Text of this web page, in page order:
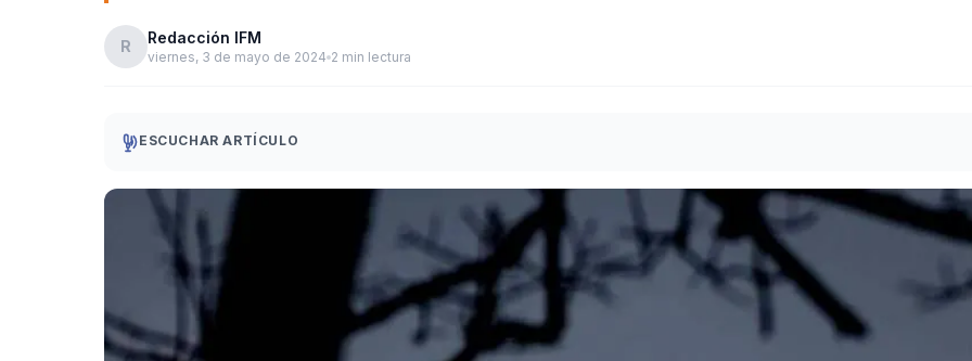
R Redacción IFM
viernes, 3 de mayo de 2024 2 min lectura
ESCUCHAR ARTÍCULO